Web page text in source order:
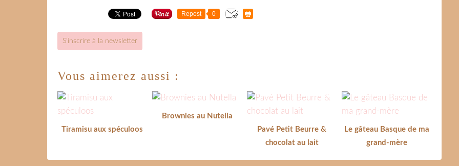
Repost 0
S'inscrire à la newsletter
Vous aimerez aussi :
Tiramisu aux spéculoos
Brownies au Nutella
Pavé Petit Beurre &
chocolat au lait
Le gâteau Basque de ma
grand-mère